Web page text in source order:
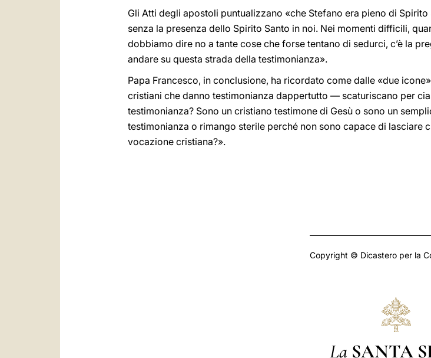
Gli Atti degli apostoli puntualizzano «che Stefano era pieno di
senza la presenza dello Spirito Santo in noi. Nei momenti difficili,
dobbiamo dire no a tante cose che forse tentano di sedurci, c’è la
andare su questa strada della testimonianza».
Papa Francesco, in conclusione, ha ricordato come dalle «due
cristiani che danno testimonianza dappertutto — scaturiscano per
testimonianza? Sono un cristiano testimone di Gesù o sono un
testimonianza o rimango sterile perché non sono capace di lasciare
vocazione cristiana?».
Copyright © Dicastero per la
La SANTA